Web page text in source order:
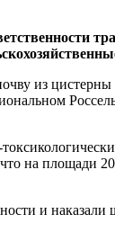
из
на площади
и